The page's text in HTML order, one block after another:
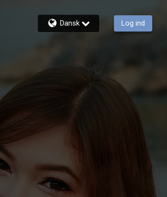
Dansk Log ind